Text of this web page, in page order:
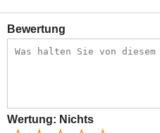
Bewertung
Wertung: Nichts